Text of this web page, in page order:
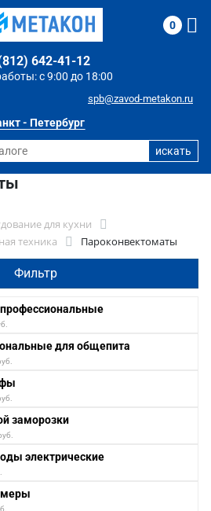
- Петербург
с 9:00 до 18:00
642-41-12
spb@zavod-metakon.ru
0
для кухни
техника
Пароконвектоматы
Фильтр
для общепита
заморозки
электрические